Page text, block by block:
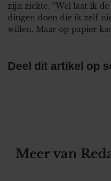
zijn ziekte. “Wel laat ik
dingen doen die ik zelf
willen. Maar op papier
Deel dit artikel op
Meer van